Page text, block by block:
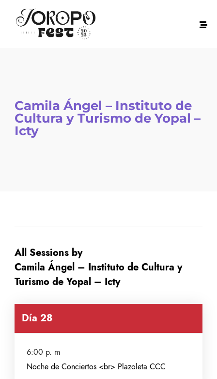
Camila Ángel – Instituto de
Cultura y Turismo de Yopal –
Icty
All Sessions by
Camila Ángel – Instituto de Cultura y
Turismo de Yopal – Icty
Día 28
6:00 p. m
Noche de Conciertos <br> Plazoleta CCC